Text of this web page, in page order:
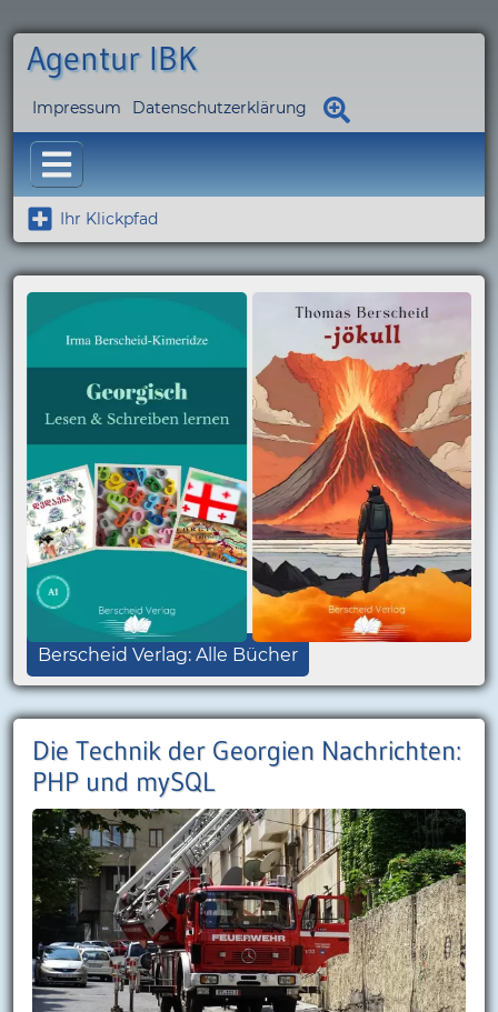
Agentur IBK
Impressum Datenschutzerklärung
Ihr Klickpfad
Berscheid Verlag: Alle Bücher
Die Technik der Georgien Nachrichten:
PHP und mySQL